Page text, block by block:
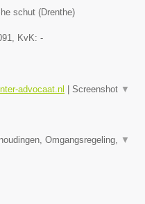
schut (Drenthe)
, KvK: -
advocaat.nl Screenshot ▼
Omgangsregeling, ▼